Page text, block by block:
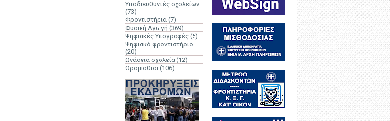
Υποδιευθυντές σχολείων
(73)
Φροντιστήρια (7)
Φυσική Αγωγή (369)
Ψηφιακές Υπογραφές (5)
Ψηφιακό φροντιστήριο
(20)
Ωνάσεια σχολεία (12)
Ωρομίσθιοι (106)